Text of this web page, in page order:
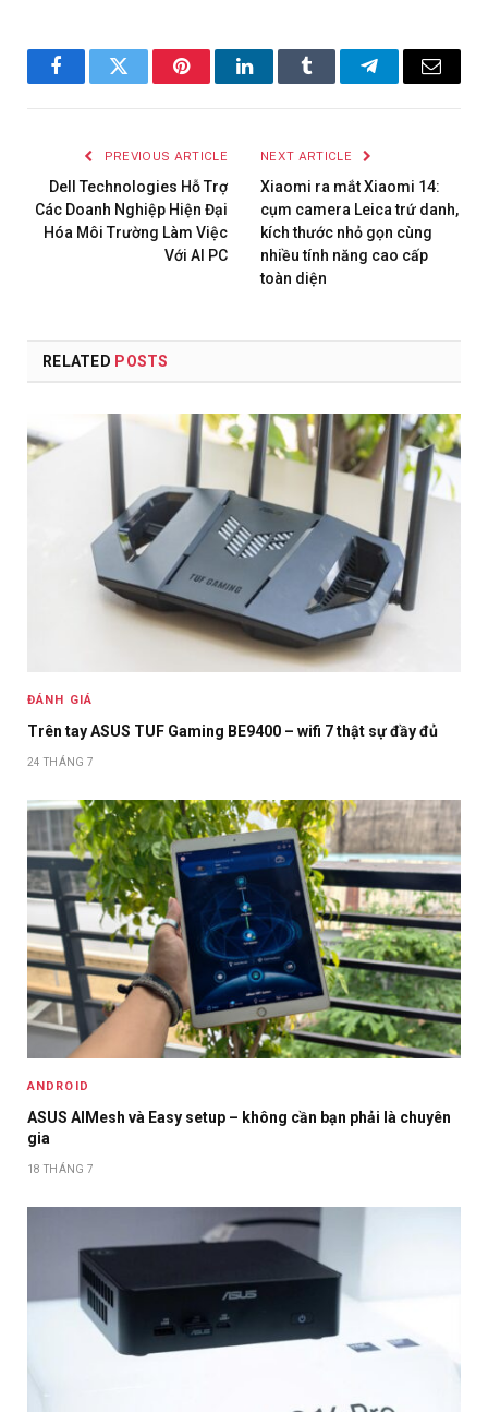
FacebookTwitter PinterestLinkedInTumblr TelegramEmail
PREVIOUS ARTICLE
Dell Technologies Hỗ Trợ
Các Doanh Nghiệp Hiện Đại
Hóa Môi Trường Làm Việc
Với AI PC
NEXT ARTICLE
Xiaomi ra mắt Xiaomi 14:
cụm camera Leica trứ danh,
kích thước nhỏ gọn cùng
nhiều tính năng cao cấp
toàn diện
RELATED POSTS
ĐÁNH GIÁ
Trên tay ASUS TUF Gaming BE9400 – wifi 7 thật sự đầy đủ
24 THÁNG 7
ANDROID
ASUS AIMesh và Easy setup – không cần bạn phải là chuyên
gia
18 THÁNG 7